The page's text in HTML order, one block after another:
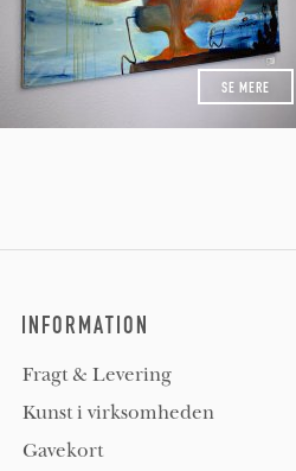
SE MERE
INFORMATION
Fragt & Levering
Kunst i virksomheden
Gavekort